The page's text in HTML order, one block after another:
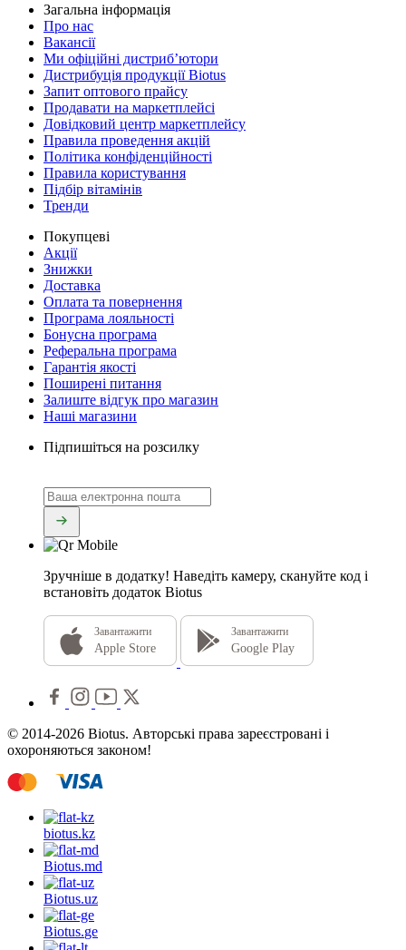
Загальна інформація
Про нас
Вакансії
Ми офіційні дистриб’ютори
Дистрибуція продукції Biotus
Запит оптового прайсу
Продавати на маркетплейсі
Довідковий центр маркетплейсу
Правила проведення акцій
Політика конфіденційності
Правила користування
Підбір вітамінів
Тренди
Покупцеві
Акції
Знижки
Доставка
Оплата та повернення
Програма лояльності
Бонусна програма
Реферальна програма
Гарантія якості
Поширені питання
Залиште відгук про магазин
Наші магазини
Підпишіться на розсилку
Зручніше в додатку! Наведіть камеру, скануйте код і
встановіть додаток Biotus
Завантажити
Apple Store
Завантажити
Google Play
© 2014-2026 Biotus. Авторські права зареєстровані і
охороняються законом!
biotus.kz
Biotus.md
Biotus.uz
Biotus.ge